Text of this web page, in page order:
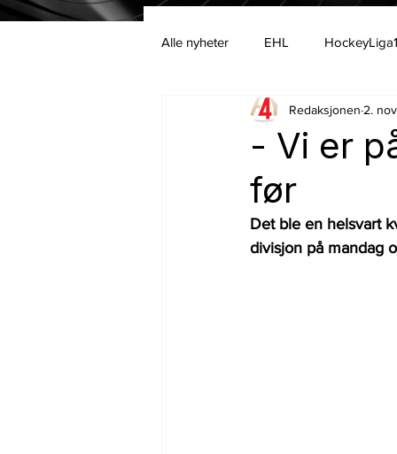
Alle nyheter EHL HockeyLiga1
- Vi er
før
Redaksjonen 2.
Det ble en helsvart
divisjon på mandag